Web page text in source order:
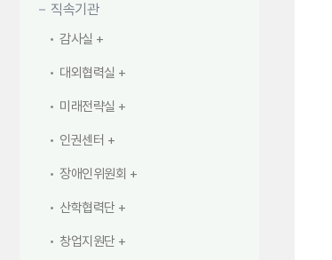
직속기관
감사실
대외협력실
미래전략실
인권센터
장애인위원회
산학협력단
창업지원단